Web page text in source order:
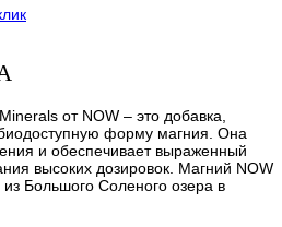
от NOW – это добавка,
форму магния. Она
и обеспечивает выраженный
высоких дозировок. Магний NOW
Большого Соленого озера в